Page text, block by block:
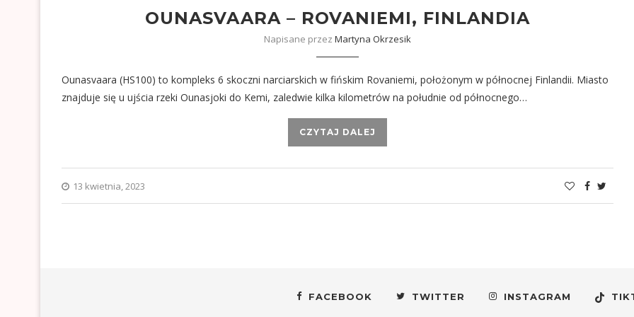
OUNASVAARA – ROVANIEMI, FINLANDIA
Napisane przez Martyna Okrzesik
Ounasvaara (HS100) to kompleks 6 skoczni narciarskich w fińskim Rovaniemi, położonym w północnej Finlandii. Miasto
znajduje się u ujścia rzeki Ounasjoki do Kemi, zaledwie kilka kilometrów na południe od północnego…
CZYTAJ DALEJ
13 kwietnia, 2023
FACEBOOK TWITTER INSTAGRAM